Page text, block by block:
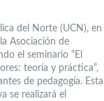
del Norte (UCN), en
Asociación de
el seminario “El
teoría y práctica”,
de pedagogía. Esta
se realizará el